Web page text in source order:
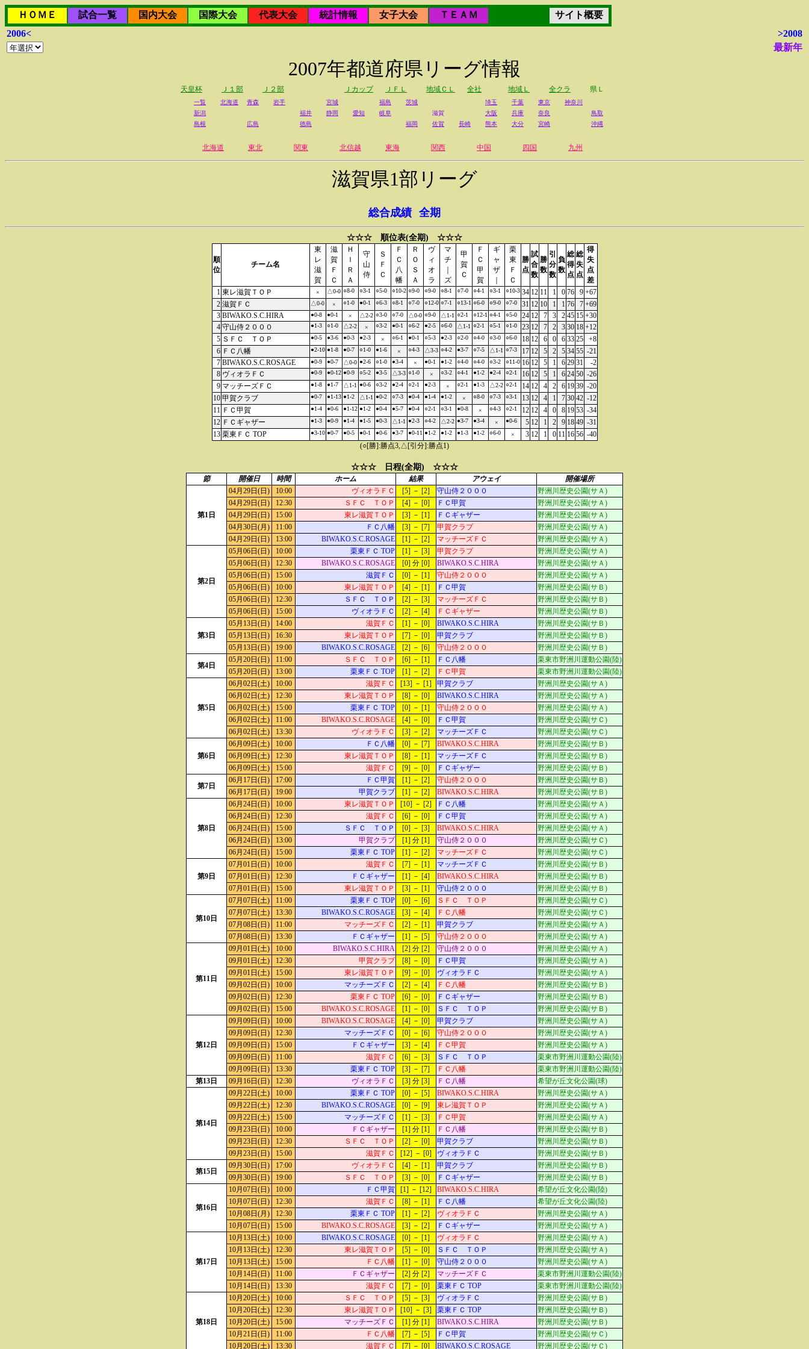
ＨＯＭＥ 試合一覧 国内大会 国際大会 代表大会 統計情報 女子大会 ＴＥＡＭ
サイト概要
2006<
>2008
最新年
2007年都道府県リーグ情報
天皇杯 Ｊ１部 Ｊ２部 Ｊカップ ＪＦＬ 地域ＣＬ 全社 地域Ｌ 全クラ 県Ｌ
一覧 北海道 青森 岩手 宮城 福島 茨城 埼玉 千葉 東京
神奈川
新潟
福井 静岡 愛知 岐阜 滋賀 大阪 兵庫 奈良
鳥取
島根
広島 徳島 福岡 佐賀 長崎 熊本 大分 宮崎 沖縄
北海道 東北 関東 北信越 東海 関西 中国 四国 九州
滋賀県1部リーグ
総合成績 全期
☆☆☆ 順位表(全期) ☆☆☆
順
位
チーム名
東
レ
滋
賀
滋
賀
Ｆ
Ｃ
Ｈ
Ｉ
Ｒ
Ａ
守
山
侍
Ｓ
Ｆ
Ｃ
Ｆ
Ｃ
八
幡
Ｒ
Ｏ
Ｓ
Ａ
ヴ
ィ
オ
ラ
マ
チ
ズ
甲
賀
Ｃ
Ｆ
Ｃ
甲
賀
ギ
ャ
ザ
栗
東
Ｆ
Ｃ
勝
点
試
合
数
勝
数
引
分
数
負
数
総
得
点
総
失
点
得
失
点
差
1 東レ滋賀ＴＯＰ × △0-0 ○8-0 ○3-1 ○5-0 ○10-2 ○9-0 ○9-0 ○8-1 ○7-0 ○4-1 ○3-1 ○10-3 34 12 11 1 0 76 9 +67
2 滋賀ＦＣ △0-0 × ○1-0 ●0-1 ○6-3 ○8-1 ○7-0 ○12-0 ○7-1 ○13-1 ○6-0 ○9-0 ○7-0 31 12 10 1 1 76 7 +69
3 BIWAKO.S.C.HIRA ●0-8 ●0-1 × △2-2 ○3-0 ○7-0 △0-0 ○9-0 △1-1 ○2-1 ○12-1 ○4-1 ○5-0 24 12 7 3 2 45 15 +30
4 守山侍２０００ ●1-3 ○1-0 △2-2 × ○3-2 ●0-1 ○6-2 ●2-5 ○6-0 △1-1 ○2-1 ○5-1 ○1-0 23 12 7 2 3 30 18 +12
5 ＳＦＣ ＴＯＰ ●0-5 ●3-6 ●0-3 ●2-3 × ○6-1 ●0-1 ○5-3 ●2-3 ○2-0 ○4-0 ○3-0 ○6-0 18 12 6 0 6 33 25
+8
6 ＦＣ八幡 ●2-10 ●1-8 ●0-7 ○1-0 ●1-6 × ○4-3 △3-3 ○4-2 ●3-7 ○7-5 △1-1 ○7-3 17 12 5 2 5 34 55 -21
7 BIWAKO.S.C.ROSAGE ●0-9 ●0-7 △0-0 ●2-6 ○1-0 ●3-4 × ●0-1 ●1-2 ○4-0 ○4-0 ○3-2 ○11-0 16 12 5 1 6 29 31
-2
8 ヴィオラＦＣ ●0-9 ●0-12 ●0-9 ○5-2 ●3-5 △3-3 ○1-0 × ○3-2 ○4-1 ●1-2 ●2-4 ○2-1 16 12 5 1 6 24 50 -26
9 マッチーズＦＣ ●1-8 ●1-7 △1-1 ●0-6 ○3-2 ●2-4 ○2-1 ●2-3 × ○2-1 ●1-3 △2-2 ○2-1 14 12 4 2 6 19 39 -20
10 甲賀クラブ ●0-7 ●1-13 ●1-2 △1-1 ●0-2 ○7-3 ●0-4 ●1-4 ●1-2 × ○8-0 ○7-3 ○3-1 13 12 4 1 7 30 42 -12
11 ＦＣ甲賀 ●1-4 ●0-6 ●1-12 ●1-2 ●0-4 ●5-7 ●0-4 ○2-1 ○3-1 ●0-8 × ○4-3 ○2-1 12 12 4 0 8 19 53 -34
12 ＦＣギャザー ●1-3 ●0-9 ●1-4 ●1-5 ●0-3 △1-1 ●2-3 ○4-2 △2-2 ●3-7 ●3-4 × ●0-6 5 12 1 2 9 18 49 -31
13 栗東ＦＣ TOP ●3-10 ●0-7 ●0-5 ●0-1 ●0-6 ●3-7 ●0-11 ●1-2 ●1-2 ●1-3 ●1-2 ○6-0 × 3 12 1 0 11 16 56 -40
(○[勝]:勝点3,△[引分]:勝点1)
☆☆☆ 日程(全期) ☆☆☆
節 開催日 時間 ホーム 結果 アウェイ 開催場所
第1日
04月29日(日) 10:00 ヴィオラＦＣ [5] － [2] 守山侍２０００
野洲川歴史公園(サＡ)
04月29日(日)
12:30 ＳＦＣ ＴＯＰ [4] － [0] ＦＣ甲賀
野洲川歴史公園(サＡ)
04月29日(日)
15:00 東レ滋賀ＴＯＰ [3] － [1] ＦＣギャザー
野洲川歴史公園(サＡ)
04月30日(月)
11:00 ＦＣ八幡 [3] － [7] 甲賀クラブ
野洲川歴史公園(サＡ)
04月29日(日)
13:00 BIWAKO.S.C.ROSAGE [1] － [2] マッチーズＦＣ 野洲川歴史公園(サＡ)
第2日
05月06日(日) 10:00 栗東ＦＣ TOP [1] － [3] 甲賀クラブ
野洲川歴史公園(サＡ)
05月06日(日)
12:30 BIWAKO.S.C.ROSAGE [0] 分 [0] BIWAKO.S.C.HIRA
野洲川歴史公園(サＡ)
05月06日(日)
15:00 滋賀ＦＣ [0] － [1] 守山侍２０００
野洲川歴史公園(サＡ)
05月06日(日)
10:00 東レ滋賀ＴＯＰ [4] － [1] ＦＣ甲賀
野洲川歴史公園(サＢ)
05月06日(日)
12:30 ＳＦＣ ＴＯＰ [2] － [3] マッチーズＦＣ
野洲川歴史公園(サＢ)
05月06日(日)
15:00 ヴィオラＦＣ [2] － [4] ＦＣギャザー 野洲川歴史公園(サＢ)
第3日
05月13日(日) 14:00 滋賀ＦＣ [1] － [0] BIWAKO.S.C.HIRA
野洲川歴史公園(サＢ)
05月13日(日)
16:30 東レ滋賀ＴＯＰ [7] － [0] 甲賀クラブ
野洲川歴史公園(サＢ)
05月13日(日)
19:00 BIWAKO.S.C.ROSAGE [2] － [6] 守山侍２０００ 野洲川歴史公園(サＢ)
第4日
05月20日(日) 11:00 ＳＦＣ ＴＯＰ [6] － [1] ＦＣ八幡
栗東市野洲川運動公園(陸)
05月20日(日)
13:00 栗東ＦＣ TOP [1] － [2] ＦＣ甲賀 栗東市野洲川運動公園(陸)
第5日
06月02日(土) 10:00 滋賀ＦＣ [13] － [1] 甲賀クラブ
野洲川歴史公園(サＡ)
06月02日(土)
12:30 東レ滋賀ＴＯＰ [8] － [0] BIWAKO.S.C.HIRA
野洲川歴史公園(サＡ)
06月02日(土)
15:00 栗東ＦＣ TOP [0] － [1] 守山侍２０００
野洲川歴史公園(サＡ)
06月02日(土)
11:00 BIWAKO.S.C.ROSAGE [4] － [0] ＦＣ甲賀
野洲川歴史公園(サＣ)
06月02日(土)
13:30 ヴィオラＦＣ [3] － [2] マッチーズＦＣ 野洲川歴史公園(サＣ)
第6日
06月09日(土) 10:00 ＦＣ八幡 [0] － [7] BIWAKO.S.C.HIRA
野洲川歴史公園(サＢ)
06月09日(土)
12:30 東レ滋賀ＴＯＰ [8] － [1] マッチーズＦＣ
野洲川歴史公園(サＢ)
06月09日(土)
15:00 滋賀ＦＣ [9] － [0] ＦＣギャザー 野洲川歴史公園(サＢ)
第7日
06月17日(日) 17:00 ＦＣ甲賀 [1] － [2] 守山侍２０００
野洲川歴史公園(サＢ)
06月17日(日)
19:00 甲賀クラブ [1] － [2] BIWAKO.S.C.HIRA 野洲川歴史公園(サＢ)
第8日
06月24日(日) 10:00 東レ滋賀ＴＯＰ [10] － [2] ＦＣ八幡
野洲川歴史公園(サＡ)
06月24日(日)
12:30 滋賀ＦＣ [6] － [0] ＦＣ甲賀
野洲川歴史公園(サＡ)
06月24日(日)
15:00 ＳＦＣ ＴＯＰ [0] － [3] BIWAKO.S.C.HIRA
野洲川歴史公園(サＡ)
06月24日(日)
13:00 甲賀クラブ [1] 分 [1] 守山侍２０００
野洲川歴史公園(サＣ)
06月24日(日)
15:00 栗東ＦＣ TOP [1] － [2] マッチーズＦＣ 野洲川歴史公園(サＣ)
第9日
07月01日(日) 10:00 滋賀ＦＣ [7] － [1] マッチーズＦＣ
野洲川歴史公園(サＢ)
07月01日(日)
12:30 ＦＣギャザー [1] － [4] BIWAKO.S.C.HIRA
野洲川歴史公園(サＢ)
07月01日(日)
15:00 東レ滋賀ＴＯＰ [3] － [1] 守山侍２０００ 野洲川歴史公園(サＢ)
第10日
07月07日(土) 11:00 栗東ＦＣ TOP [0] － [6] ＳＦＣ ＴＯＰ
野洲川歴史公園(サＣ)
07月07日(土)
13:30 BIWAKO.S.C.ROSAGE [3] － [4] ＦＣ八幡
野洲川歴史公園(サＣ)
07月08日(日)
11:00 マッチーズＦＣ [2] － [1] 甲賀クラブ
野洲川歴史公園(サＡ)
07月08日(日)
13:30 ＦＣギャザー [1] － [5] 守山侍２０００ 野洲川歴史公園(サＡ)
第11日
09月01日(土) 10:00 BIWAKO.S.C.HIRA [2] 分 [2] 守山侍２０００
野洲川歴史公園(サＡ)
09月01日(土)
12:30 甲賀クラブ [8] － [0] ＦＣ甲賀
野洲川歴史公園(サＡ)
09月01日(土)
15:00 東レ滋賀ＴＯＰ [9] － [0] ヴィオラＦＣ
野洲川歴史公園(サＡ)
09月02日(日)
10:00 マッチーズＦＣ [2] － [4] ＦＣ八幡
野洲川歴史公園(サＢ)
09月02日(日)
12:30 栗東ＦＣ TOP [6] － [0] ＦＣギャザー
野洲川歴史公園(サＢ)
09月02日(日)
15:00 BIWAKO.S.C.ROSAGE [1] － [0] ＳＦＣ ＴＯＰ 野洲川歴史公園(サＢ)
第12日
09月09日(日) 10:00 BIWAKO.S.C.ROSAGE [4] － [0] 甲賀クラブ
野洲川歴史公園(サＡ)
09月09日(日)
12:30 マッチーズＦＣ [0] － [6] 守山侍２０００
野洲川歴史公園(サＡ)
09月09日(日)
15:00 ＦＣギャザー [3] － [4] ＦＣ甲賀
野洲川歴史公園(サＡ)
09月09日(日)
11:00 滋賀ＦＣ [6] － [3] ＳＦＣ ＴＯＰ
栗東市野洲川運動公園(陸)
09月09日(日)
13:30 栗東ＦＣ TOP [3] － [7] ＦＣ八幡
栗東市野洲川運動公園(陸)
第13日
09月16日(日) 12:30 ヴィオラＦＣ [3] 分 [3] ＦＣ八幡 希望が丘文化公園(球)
第14日
09月22日(土) 10:00 栗東ＦＣ TOP [0] － [5] BIWAKO.S.C.HIRA
野洲川歴史公園(サＡ)
09月22日(土)
12:30 BIWAKO.S.C.ROSAGE [0] － [9] 東レ滋賀ＴＯＰ
野洲川歴史公園(サＡ)
09月22日(土)
15:00 マッチーズＦＣ [1] － [3] ＦＣ甲賀
野洲川歴史公園(サＡ)
09月23日(日)
10:00 ＦＣギャザー [1] 分 [1] ＦＣ八幡
野洲川歴史公園(サＢ)
09月23日(日)
12:30 ＳＦＣ ＴＯＰ [2] － [0] 甲賀クラブ
野洲川歴史公園(サＢ)
09月23日(日)
15:00 滋賀ＦＣ [12] － [0] ヴィオラＦＣ 野洲川歴史公園(サＢ)
第15日
09月30日(日) 17:00 ヴィオラＦＣ [4] － [1] 甲賀クラブ
野洲川歴史公園(サＢ)
09月30日(日)
19:00 ＳＦＣ ＴＯＰ [3] － [0] ＦＣギャザー 野洲川歴史公園(サＢ)
第16日
10月07日(日) 10:00 ＦＣ甲賀 [1] － [12] BIWAKO.S.C.HIRA
希望が丘文化公園(陸)
10月07日(日)
12:30 滋賀ＦＣ [8] － [1] ＦＣ八幡
希望が丘文化公園(陸)
10月08日(月)
12:30 栗東ＦＣ TOP [1] － [2] ヴィオラＦＣ
野洲川歴史公園(サＡ)
10月07日(日)
15:00 BIWAKO.S.C.ROSAGE [3] － [2] ＦＣギャザー 野洲川歴史公園(サＡ)
第17日
10月13日(土) 10:00 BIWAKO.S.C.ROSAGE [0] － [1] ヴィオラＦＣ
野洲川歴史公園(サＡ)
10月13日(土)
12:30 東レ滋賀ＴＯＰ [5] － [0] ＳＦＣ ＴＯＰ
野洲川歴史公園(サＡ)
10月13日(土)
15:00 ＦＣ八幡 [1] － [0] 守山侍２０００
野洲川歴史公園(サＡ)
10月14日(日)
11:00 ＦＣギャザー [2] 分 [2] マッチーズＦＣ
栗東市野洲川運動公園(陸)
10月14日(日)
13:30 滋賀ＦＣ [7] － [0] 栗東ＦＣ TOP 栗東市野洲川運動公園(陸)
第18日
10月20日(土) 10:00 ＳＦＣ ＴＯＰ [5] － [3] ヴィオラＦＣ
野洲川歴史公園(サＢ)
10月20日(土)
12:30 東レ滋賀ＴＯＰ [10] － [3] 栗東ＦＣ TOP
野洲川歴史公園(サＢ)
10月20日(土)
15:00 マッチーズＦＣ [1] 分 [1] BIWAKO.S.C.HIRA
野洲川歴史公園(サＢ)
10月21日(日)
11:00 ＦＣ八幡 [7] － [5] ＦＣ甲賀
野洲川歴史公園(サＣ)
10月20日(土)
13:30 滋賀ＦＣ [7] － [0] BIWAKO.S.C.ROSAGE 野洲川歴史公園(サＣ)